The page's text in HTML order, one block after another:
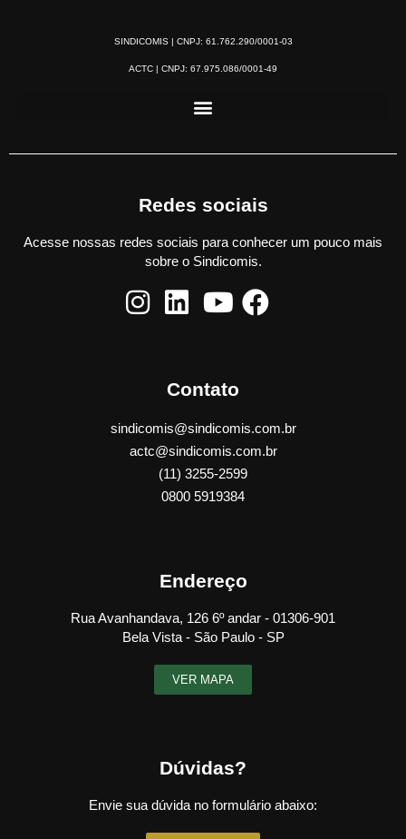
SINDICOMIS | CNPJ: 61.762.290/0001-03
ACTC | CNPJ: 67.975.086/0001-49
Redes sociais
Acesse nossas redes sociais para conhecer um pouco mais
sobre o Sindicomis.
Contato
sindicomis@sindicomis.com.br
actc@sindicomis.com.br
(11) 3255-2599
0800 5919384
Endereço
Rua Avanhandava, 126 6º andar - 01306-901
Bela Vista - São Paulo - SP
VER MAPA
Dúvidas?
Envie sua dúvida no formulário abaixo: